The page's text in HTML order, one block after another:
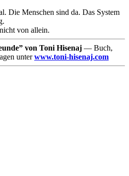
Die Menschen sind da. Das System
von allein.
von Toni Hisenaj — Buch,
unterwww.toni-hisenaj.com